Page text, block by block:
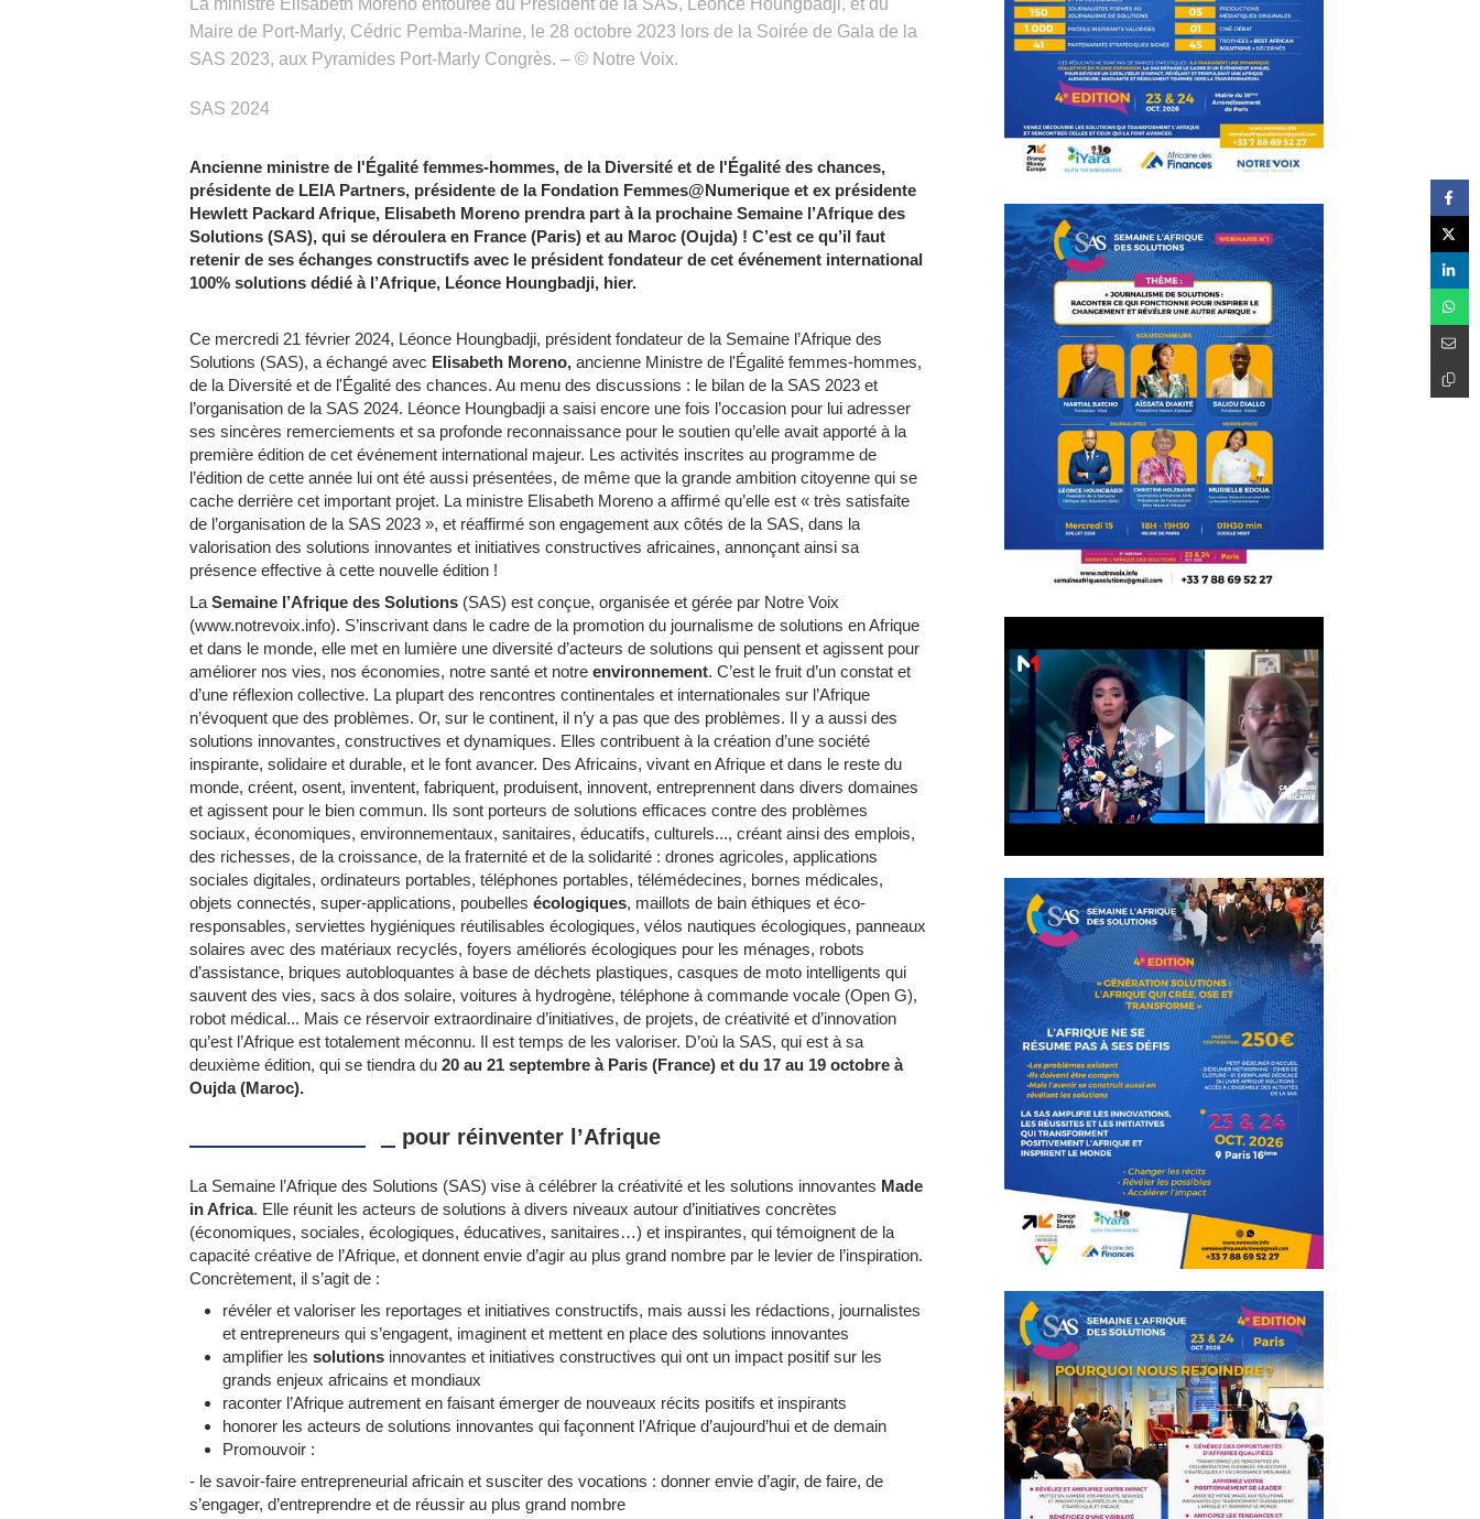
Maire de Port-Marly, Cédric Pemba-Marine, le 28 octobre 2023 lors de la Soirée de Gala de la
SAS 2023, aux Pyramides Port-Marly Congrès. – © Notre Voix.
SAS 2024
Ancienne ministre de l'Égalité femmes-hommes, de la Diversité et de l'Égalité des chances,
présidente de LEIA Partners, présidente de la Fondation Femmes@Numerique et ex présidente
Hewlett Packard Afrique, Elisabeth Moreno prendra part à la prochaine Semaine l’Afrique des
Solutions (SAS), qui se déroulera en France (Paris) et au Maroc (Oujda) ! C’est ce qu’il faut
retenir de ses échanges constructifs avec le président fondateur de cet événement international
100% solutions dédié à l’Afrique, Léonce Houngbadji, hier.
Ce mercredi 21 février 2024, Léonce Houngbadji, président fondateur de la Semaine l’Afrique des
Solutions (SAS), a échangé avec Elisabeth Moreno, ancienne Ministre de l'Égalité femmes-hommes,
de la Diversité et de l'Égalité des chances. Au menu des discussions : le bilan de la SAS 2023 et
l’organisation de la SAS 2024. Léonce Houngbadji a saisi encore une fois l’occasion pour lui adresser
ses sincères remerciements et sa profonde reconnaissance pour le soutien qu’elle avait apporté à la
première édition de cet événement international majeur. Les activités inscrites au programme de
l’édition de cette année lui ont été aussi présentées, de même que la grande ambition citoyenne qui se
cache derrière cet important projet. La ministre Elisabeth Moreno a affirmé qu’elle est « très satisfaite
de l’organisation de la SAS 2023 », et réaffirmé son engagement aux côtés de la SAS, dans la
valorisation des solutions innovantes et initiatives constructives africaines, annonçant ainsi sa
présence effective à cette nouvelle édition !
La Semaine l’Afrique des Solutions (SAS) est conçue, organisée et gérée par Notre Voix
(www.notrevoix.info). S’inscrivant dans le cadre de la promotion du journalisme de solutions en Afrique
et dans le monde, elle met en lumière une diversité d’acteurs de solutions qui pensent et agissent pour
améliorer nos vies, nos économies, notre santé et notre environnement. C’est le fruit d’un constat et
d’une réflexion collective. La plupart des rencontres continentales et internationales sur l’Afrique
n’évoquent que des problèmes. Or, sur le continent, il n’y a pas que des problèmes. Il y a aussi des
solutions innovantes, constructives et dynamiques. Elles contribuent à la création d’une société
inspirante, solidaire et durable, et le font avancer. Des Africains, vivant en Afrique et dans le reste du
monde, créent, osent, inventent, fabriquent, produisent, innovent, entreprennent dans divers domaines
et agissent pour le bien commun. Ils sont porteurs de solutions efficaces contre des problèmes
sociaux, économiques, environnementaux, sanitaires, éducatifs, culturels..., créant ainsi des emplois,
des richesses, de la croissance, de la fraternité et de la solidarité : drones agricoles, applications
sociales digitales, ordinateurs portables, téléphones portables, télémédecines, bornes médicales,
objets connectés, super-applications, poubelles écologiques, maillots de bain éthiques et éco-
responsables, serviettes hygiéniques réutilisables écologiques, vélos nautiques écologiques, panneaux
solaires avec des matériaux recyclés, foyers améliorés écologiques pour les ménages, robots
d’assistance, briques autobloquantes à base de déchets plastiques, casques de moto intelligents qui
sauvent des vies, sacs à dos solaire, voitures à hydrogène, téléphone à commande vocale (Open G),
robot médical... Mais ce réservoir extraordinaire d’initiatives, de projets, de créativité et d’innovation
qu’est l’Afrique est totalement méconnu. Il est temps de les valoriser. D’où la SAS, qui est à sa
deuxième édition, qui se tiendra du 20 au 21 septembre à Paris (France) et du 17 au 19 octobre à
Oujda (Maroc).
pour réinventer l’Afrique
La Semaine l’Afrique des Solutions (SAS) vise à célébrer la créativité et les solutions innovantes Made
in Africa. Elle réunit les acteurs de solutions à divers niveaux autour d’initiatives concrètes
(économiques, sociales, écologiques, éducatives, sanitaires…) et inspirantes, qui témoignent de la
capacité créative de l’Afrique, et donnent envie d’agir au plus grand nombre par le levier de l’inspiration.
Concrètement, il s’agit de :
révéler et valoriser les reportages et initiatives constructifs, mais aussi les rédactions, journalistes
et entrepreneurs qui s’engagent, imaginent et mettent en place des solutions innovantes
amplifier les solutions innovantes et initiatives constructives qui ont un impact positif sur les
grands enjeux africains et mondiaux
raconter l’Afrique autrement en faisant émerger de nouveaux récits positifs et inspirants
honorer les acteurs de solutions innovantes qui façonnent l’Afrique d’aujourd’hui et de demain
Promouvoir :
- le savoir-faire entrepreneurial africain et susciter des vocations : donner envie d’agir, de faire, de
s’engager, d’entreprendre et de réussir au plus grand nombre